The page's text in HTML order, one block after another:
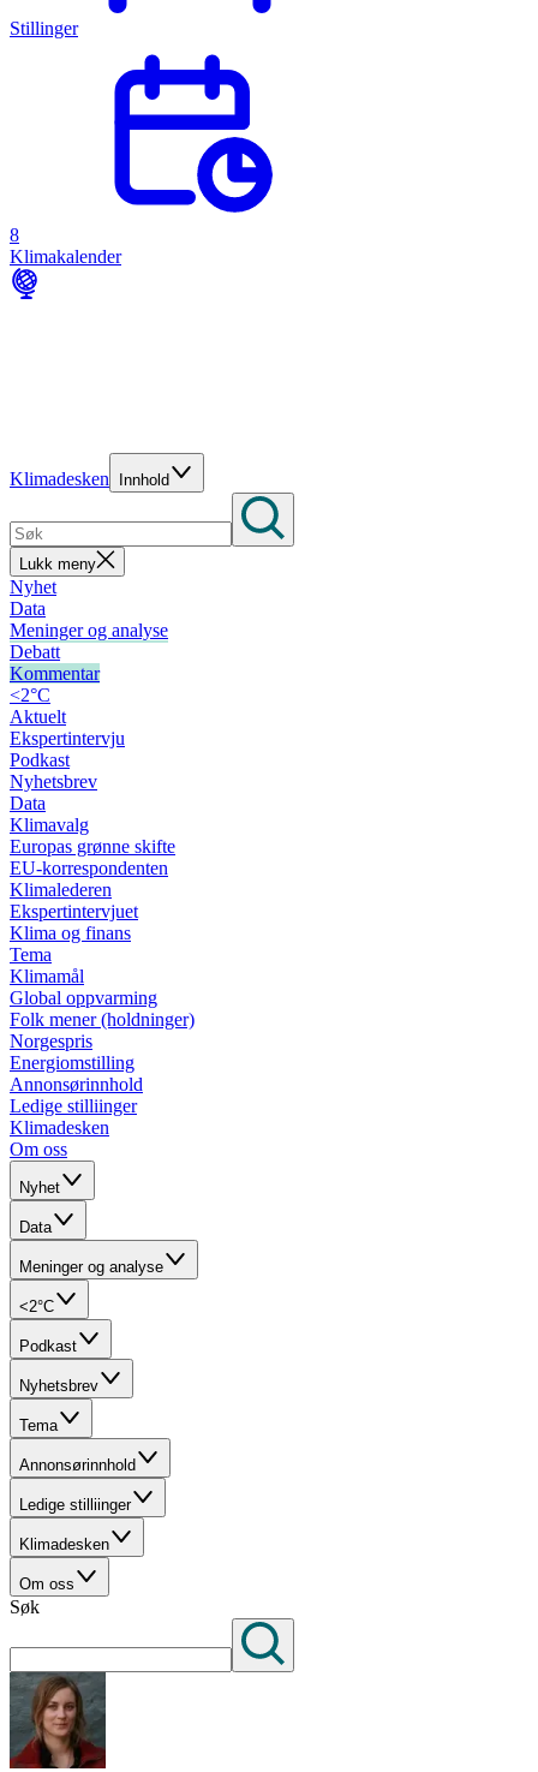
Stillinger
8
Klimakalender
Klimadesken Innhold
Lukk meny
Nyhet
Data
Meninger og analyse
Debatt
Kommentar
<2°C
Aktuelt
Ekspertintervju
Podkast
Nyhetsbrev
Data
Klimavalg
Europas grønne skifte
EU-korrespondenten
Klimalederen
Ekspertintervjuet
Klima og finans
Tema
Klimamål
Global oppvarming
Folk mener (holdninger)
Norgespris
Energiomstilling
Annonsørinnhold
Ledige stilliinger
Klimadesken
Om oss
Nyhet
Data
Meninger og analyse
<2°C
Podkast
Nyhetsbrev
Tema
Annonsørinnhold
Ledige stilliinger
Klimadesken
Om oss
Søk